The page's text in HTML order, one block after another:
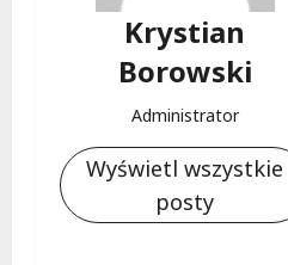
Krystian
Borowski
Administrator
Wyświetl wszystkie
posty